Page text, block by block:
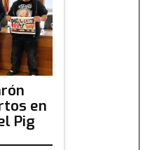
en
Pig